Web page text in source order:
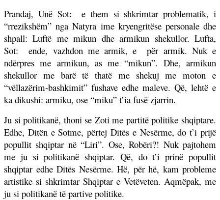
Prandaj, Unë Sot:
e them si shkrimtar problematik, i
“rrezikshëm” nga Natyra ime kryengritëse personale dhe
shpall: Luftë me mikun dhe armikun shekullor. Lufta,
Sot:
ende, vazhdon me armik, e
për armik. Nuk e
ndërpres me armikun, as me “mikun”. Dhe, armikun
shekullor me barë të thatë me shekuj me moton e
“vëllazërim-bashkimit” fushave edhe maleve. Që, lehtë e
ka dikushi: armiku, ose “miku” t’ia fusë zjarrin.
Ju si politikanë, thoni se Zoti me partitë politike shqiptare.
Edhe, Ditën e Sotme, përtej Ditës e Nesërme, do t’i prijë
popullit shqiptar në “Liri”. Ose, Robëri?! Nuk pajtohem
me ju si politikanë shqiptar. Që, do t’i prinë popullit
shqiptar edhe Ditës Nesërme. Hë, për hë, kam probleme
artistike si shkrimtar Shqiptar e Vetëveten. Aqmëpak, me
ju si politikanë të partive politike.